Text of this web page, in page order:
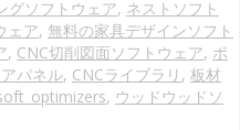
グソフトウェア, ネストソフト
ェア, 無料の家具デザインソフト
, CNC切削図面ソフトウェア, ポ
パネル, CNCライブラリ , 板材
, ウッドウッドソ